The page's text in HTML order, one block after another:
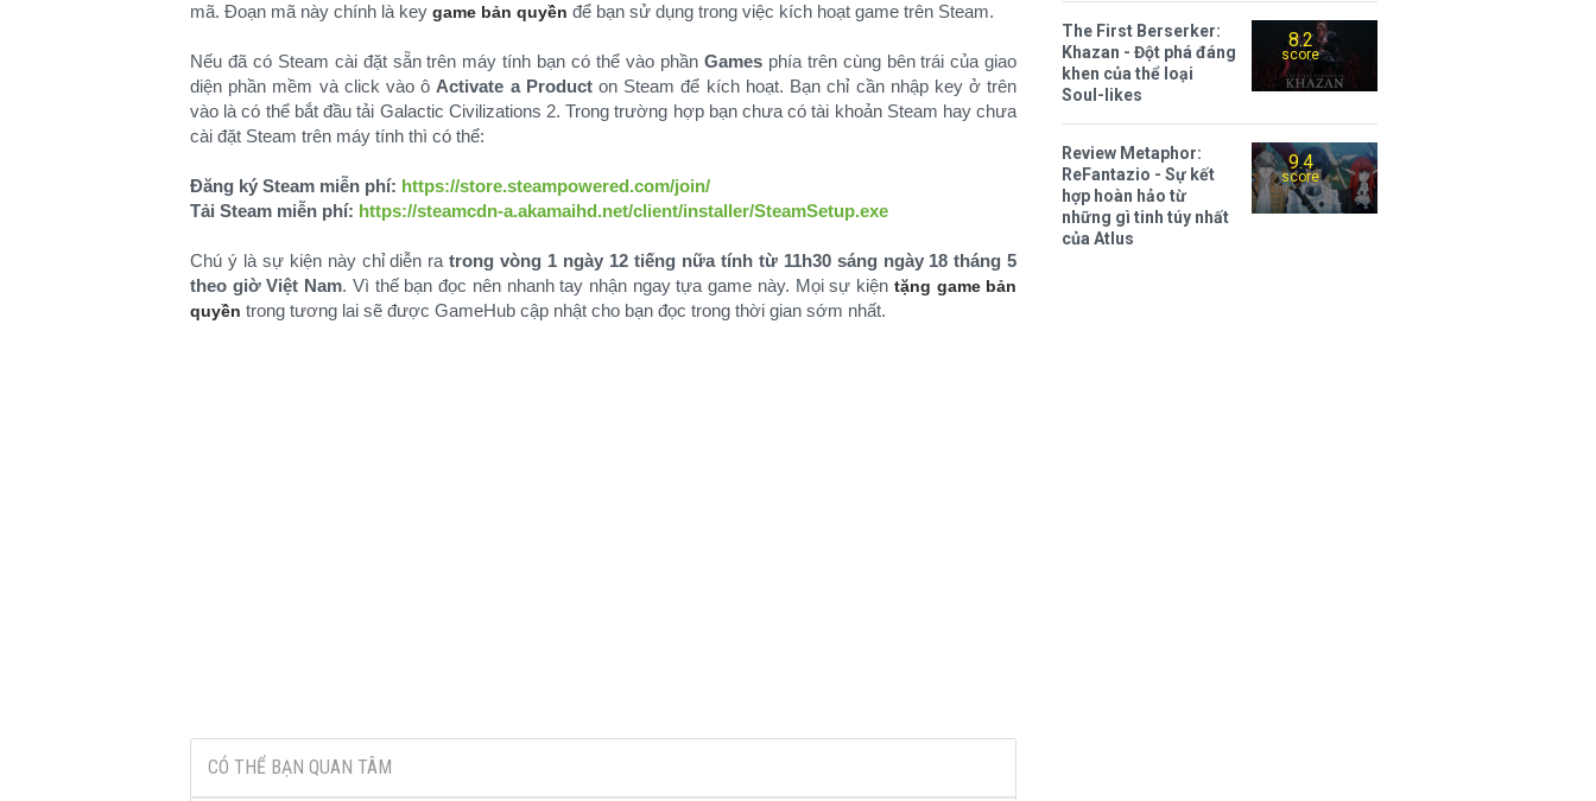
mã. Đoạn mã này chính là key game bản quyền để bạn sử dụng trong việc kích hoạt game trên Steam.
Nếu đã có Steam cài đặt sẵn trên máy tính bạn có thể vào phần Gamesphía trên cùng bên trái của giao
diện phần mềm và click vào ô Activate a Producton Steam để kích hoạt. Bạn chỉ cần nhập key ở trên
vào là có thể bắt đầu tải Galactic Civilizations 2. Trong trường hợp bạn chưa có tài khoản Steam hay chưa
cài đặt Steam trên máy tính thì có thể:
Đăng ký Steam miễn phí: https://store.steampowered.com/join/
Tải Steam miễn phí: https://steamcdn-a.akamaihd.net/client/installer/SteamSetup.exe
Chú ý là sự kiện này chỉ diễn ratrong vòng 1 ngày 12 tiếng nữa tính từ 11h30 sáng ngày 18 tháng 5
theo giờ Việt Nam. Vì thế bạn đọc nên nhanh tay nhận ngay tựa game này. Mọi sự kiện tặng game bản
quyền trong tương lai sẽ được GameHub cập nhật cho bạn đọc trong thời gian sớm nhất.​
CÓ THỂ BẠN QUAN TÂM
8.2
score
The First Berserker:
Khazan - Đột phá đáng
khen của thể loại
Soul-likes
9.4
score
Review Metaphor:
ReFantazio - Sự kết
hợp hoàn hảo từ
những gì tinh túy nhất
của Atlus